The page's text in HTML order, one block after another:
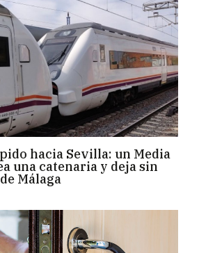
hacia Sevilla: un Media
una catenaria y deja sin
Málaga